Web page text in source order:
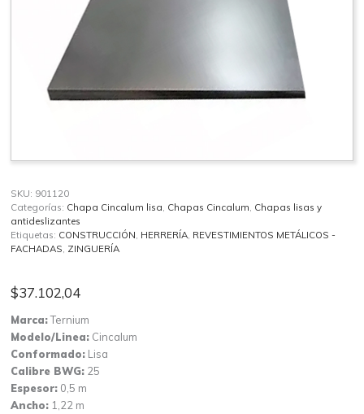
SKU: 901120
Categorías: Chapa Cincalum lisa, Chapas Cincalum, Chapas lisas y
antideslizantes
Etiquetas: CONSTRUCCIÓN, HERRERÍA, REVESTIMIENTOS METÁLICOS -
FACHADAS, ZINGUERÍA
$37.102,04
Marca:Ternium
Modelo/Linea:Cincalum
Conformado:Lisa
Calibre BWG:25
Espesor:0,5 m
Ancho:1,22 m